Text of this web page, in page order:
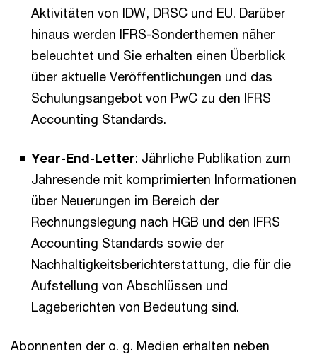
Aktivitäten von IDW, DRSC und EU. Darüber
hinaus werden IFRS-Sonderthemen näher
beleuchtet und Sie erhalten einen Überblick
über aktuelle Veröffentlichungen und das
Schulungsangebot von PwC zu den IFRS
Accounting Standards.
Year-End-Letter: Jährliche Publikation zum
Jahresende mit komprimierten Informationen
über Neuerungen im Bereich der
Rechnungslegung nach HGB und den IFRS
Accounting Standards sowie der
Nachhaltigkeitsberichterstattung, die für die
Aufstellung von Abschlüssen und
Lageberichten von Bedeutung sind.
Abonnenten der o. g. Medien erhalten neben